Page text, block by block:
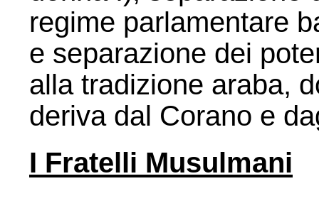
regime parlamentare
e separazione dei
alla tradizione araba,
deriva dal Corano e
I Fratelli Musulmani